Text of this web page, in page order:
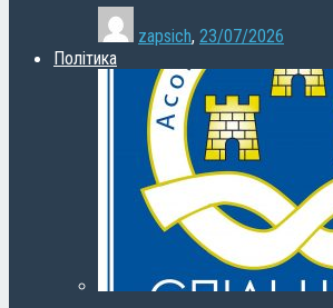
zapsich, 23/07/2026
Політика